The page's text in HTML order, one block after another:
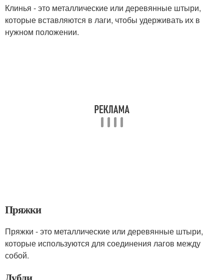
Клинья - это металлические или деревянные штыри,
которые вставляются в лаги, чтобы удерживать их в
нужном положении.
Пряжки
Пряжки - это металлические или деревянные штыри,
которые используются для соединения лагов между
собой.